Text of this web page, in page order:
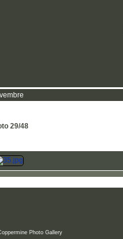
29/48
Photo Gallery